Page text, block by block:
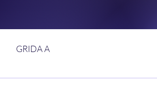
GRIDA A